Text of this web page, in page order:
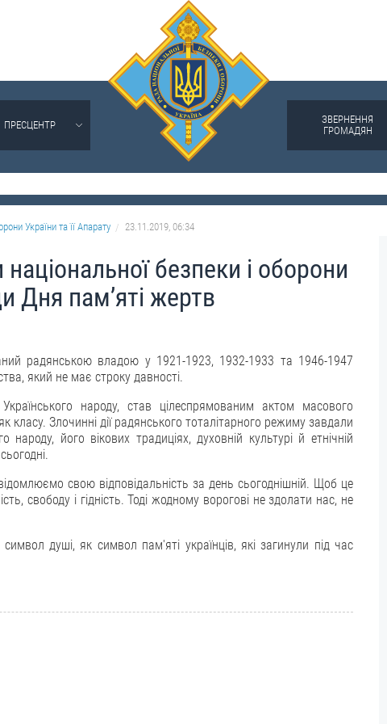
ПРЕСЦЕНТР
ЗВЕРНЕННЯ
ГРОМАДЯН
України та її Апарату 23.11.2019, 06:34
безпеки і оборони
Дня пам’яті жертв
радянською владою у 1921-1923, 1932-1933 та 1946-1947
який не має строку давності.
народу, став цілеспрямованим актом масового
класу. Злочинні дії радянського тоталітарного режиму завдали
його вікових традиціях, духовній культурі й етнічній
свою відповідальність за день сьогоднішній. Щоб це
свободу і гідність. Тоді жодному ворогові не здолати нас, не
душі, як символ пам'яті українців, які загинули під час